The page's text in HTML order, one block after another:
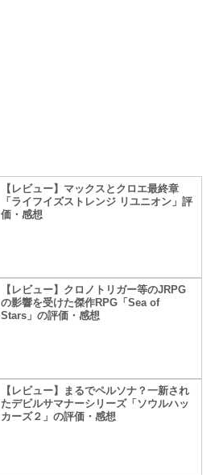
【レビュー】マックスとクロエ最終章
「ライフイズストレンジ リユニオン」評
価・感想
【レビュー】クロノトリガー等のJRPG
の影響を受けた傑作RPG「Sea of
Stars」の評価・感想
【レビュー】まるでペルソナ？一新され
たデビルサマナーシリーズ「ソウルハッ
カーズ２」の評価・感想